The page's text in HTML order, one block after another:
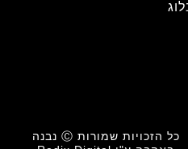
כל הזכויות שמורות Ⓒ נבנה